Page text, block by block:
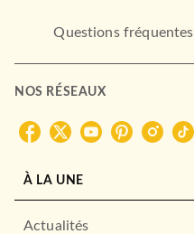
Questions fréquentes
NOS RÉSEAUX
À LA UNE
Actualités